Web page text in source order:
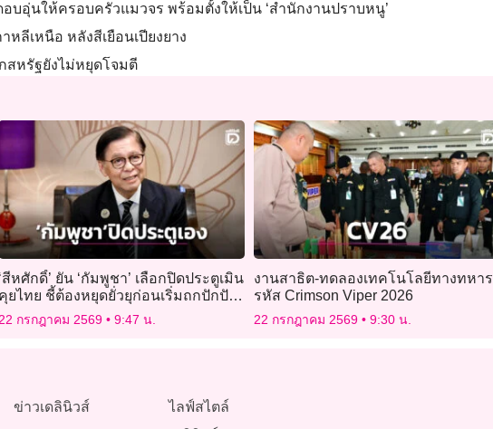
บอุ่นให้ครอบครัวแมวจร พร้อมตั้งให้เป็น ‘สำนักงานปราบหนู’
ลีเหนือ หลังสีเยือนเปียงยาง
สหรัฐยังไม่หยุดโจมตี
‘สีหศักดิ์’ ยัน ‘กัมพูชา’ เลือกปิดประตูเมิน
คุยไทย ชี้ต้องหยุดยั่วยุก่อนเริ่มถกปักปัน
เขตแดน
22 กรกฎาคม 2569 9:47 น.
งานสาธิต-ทดลองเทคโนโลยีทางทหาร
รหัส Crimson Viper 2026
22 กรกฎาคม 2569 9:30 น.
ข่าวเดลินิวส์
ไลฟ์สไตล์